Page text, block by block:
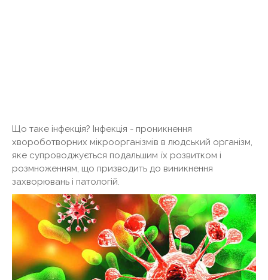
Що таке інфекція? Інфекція - проникнення
хвороботворних мікроорганізмів в людський організм,
яке супроводжується подальшим їх розвитком і
розмноженням, що призводить до виникнення
захворювань і патологій.